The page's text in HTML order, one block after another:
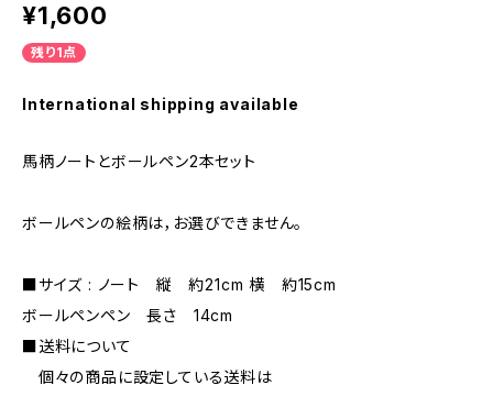
¥1,600
残り1点
International shipping available
馬柄ノートとボールペン2本セット
ボールペンの絵柄は，お選びできません。
■サイズ : ノート 縦 約21cm 横 約15cm
ボールペンペン 長さ 14cm
■送料について
個々の商品に設定している送料は